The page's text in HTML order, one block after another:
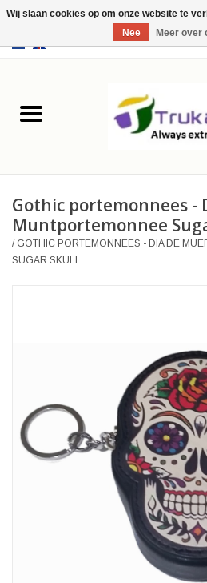
USD
Leer
Merchandise
Retro Vintage
Giftware & Lifestyle &
Collectables
Gothic portemonnees -
Muntportemonnee
/ GOTHIC PORTEMONNEES - DIA DE
SUGAR SKULL
Wij slaan cookies op om onze website te
Nee
Meer over